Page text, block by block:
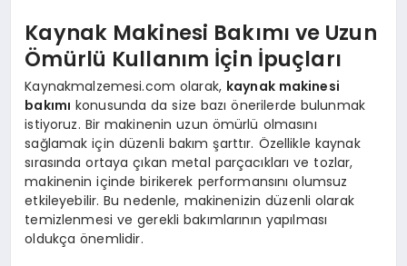
Kaynak Makinesi Bakımı ve Uzun
Ömürlü Kullanım İçin İpuçları
Kaynakmalzemesi.com olarak, kaynak makinesi
bakımı konusunda da size bazı önerilerde bulunmak
istiyoruz. Bir makinenin uzun ömürlü olmasını
sağlamak için düzenli bakım şarttır. Özellikle kaynak
sırasında ortaya çıkan metal parçacıkları ve tozlar,
makinenin içinde birikerek performansını olumsuz
etkileyebilir. Bu nedenle, makinenizin düzenli olarak
temizlenmesi ve gerekli bakımlarının yapılması
oldukça önemlidir.